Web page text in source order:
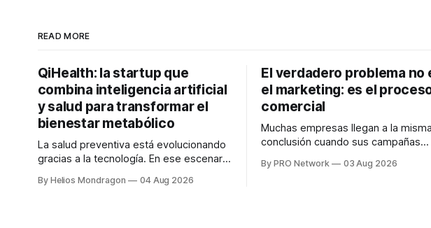
READ MORE
QiHealth: la startup que
combina inteligencia artificial
y salud para transformar el
bienestar metabólico
La salud preventiva está evolucionando
gracias a la tecnología. En ese escenario
desarrolla un ecosistema digital capaz
By Helios Mondragon 04 Aug 2026
El verdadero problema no
el marketing: es el
comercial
Muchas empresas llegan a la misma
conclusión cuando sus campañas
marketing no funciona". Sin
By PRO Network 03 Aug 2026